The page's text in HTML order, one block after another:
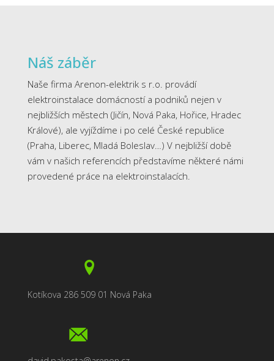
Náš záběr
Naše firma Arenon-elektrik s r.o. provádí
elektroinstalace domácností a podniků nejen v
nejbližších městech (Jičín, Nová Paka, Hořice, Hradec
Králové), ale vyjíždíme i po celé České republice
(Praha, Liberec, Mladá Boleslav…) V nejbližší době
vám v našich referencích představíme některé námi
provedené práce na elektroinstalacích.
Kotíkova 286 509 01 Nová Paka